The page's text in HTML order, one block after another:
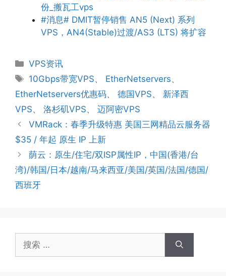
份_搬瓦工vps
#消息# DMIT暂停销售 AN5 (Next) 系列
VPS，AN4(Stable)过渡/AS3 (LTS) 将扩容
分
类
VPS资讯
标
签
10Gbps带宽VPS、 EtherNetservers、
EtherNetservers优惠码、 德国VPS、 新泽西
VPS、 洛杉矶VPS、 迈阿密VPS
VMRack：春季升级特惠 美国三网精品云服务器
$35 / 年起 原生 IP 上新
荫云：原生/住宅/双ISP属性IP，中国(香港/台
湾)/韩国/日本/越南/马来西亚/美国/英国/法国/德国/
西班牙
索：